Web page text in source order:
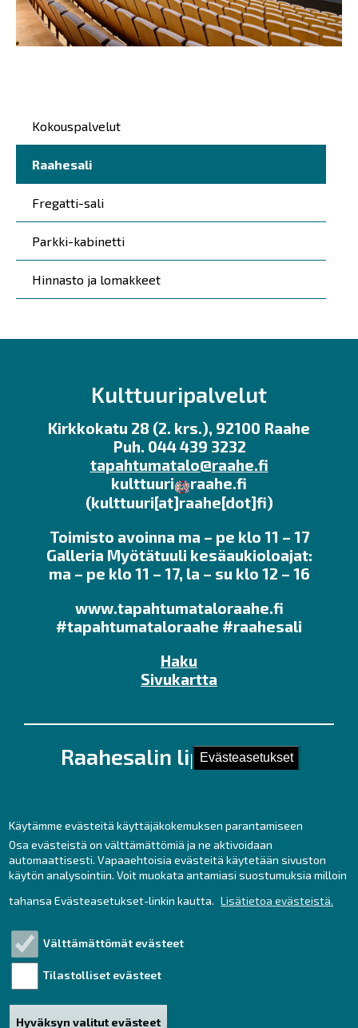
Evästeasetukset
Käytämme evästeitä käyttäjäkokemuksen parantamiseen
Osa evästeistä on välttämättömiä ja ne aktivoidaan
automaattisesti. Vapaaehtoisia evästeitä käytetään sivuston
käytön analysointiin. Voit muokata antamiasi suostumuksia milloin
tahansa Evästeasetukset-linkin kautta. Lisätietoa evästeistä.
Välttämättömät evästeet
Tilastolliset evästeet
Hyväksyn valitut evästeet
Päävalikko
Kokouspalvelut
Raahesali
Fregatti-sali
Parkki-kabinetti
Hinnasto ja lomakkeet
Kulttuuripalvelut
Kirkkokatu 28 (2. krs.), 92100 Raahe
Puh. 044 439 3232
tapahtumatalo@raahe.fi
kulttuuri
raahe.fi
(kulttuuri[at]raahe[dot]fi)
Toimisto avoinna ma – pe klo 11 – 17
Galleria Myötätuuli kesäaukioloajat:
ma – pe klo 11 – 17, la – su klo 12 – 16
www.tapahtumataloraahe.fi
#tapahtumataloraahe #raahesali
Haku
Sivukartta
Raahesalin lipunmyynti
Puh. 044 439 3237
Kesäaukioloajat ma – pe klo 11 – 17
sekä tunti ennen tilaisuuksia.
lipunmyynti
raahe.fi
Liput netistä: